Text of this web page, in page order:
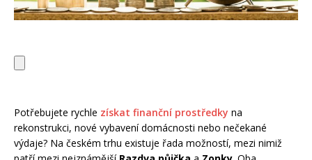
Potřebujete rychle získat finanční prostředky na
rekonstrukci, nové vybavení domácnosti nebo nečekané
výdaje? Na českém trhu existuje řada možností, mezi nimiž